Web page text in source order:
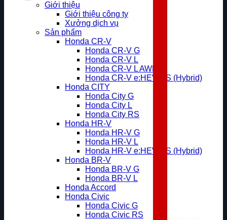
Giới thiệu
Giới thiệu công ty
Xưởng dịch vụ
Sản phẩm
Honda CR-V
Honda CR-V G
Honda CR-V L
Honda CR-V L AWD
Honda CR-V e:HEV RS (Hybrid)
Honda CITY
Honda City G
Honda City L
Honda City RS
Honda HR-V
Honda HR-V G
Honda HR-V L
Honda HR-V e:HEV RS (Hybrid)
Honda BR-V
Honda BR-V G
Honda BR-V L
Honda Accord
Honda Civic
Honda Civic G
Honda Civic RS